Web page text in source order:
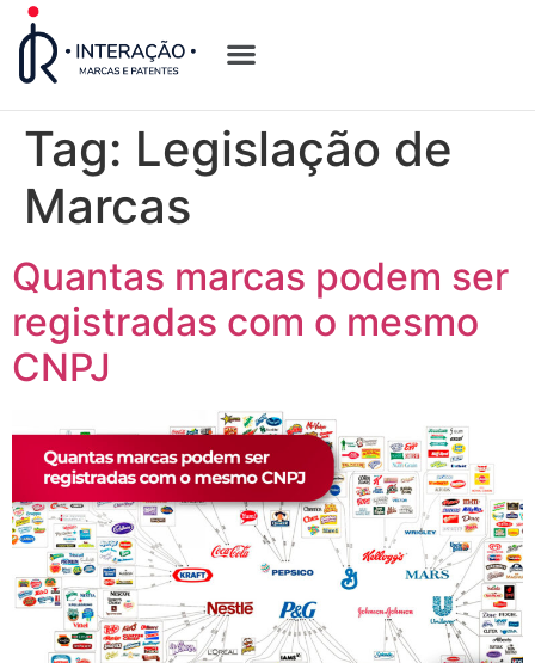
Tag: Legislação de
Marcas
Quantas marcas podem ser
registradas com o mesmo
CNPJ